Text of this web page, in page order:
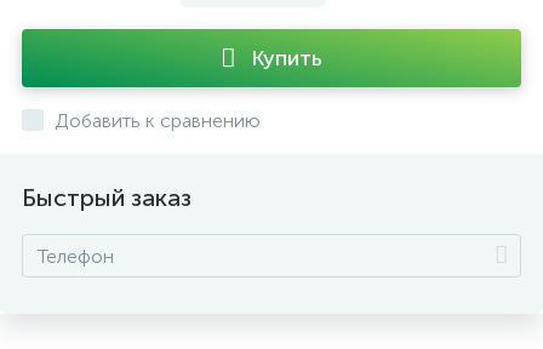
Купить
Добавить к сравнению
Быстрый заказ